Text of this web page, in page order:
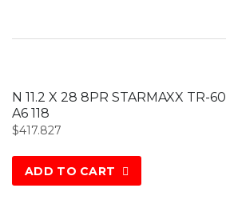
N 11.2 X 28 8PR STARMAXX TR-60
A6 118
$417.827
ADD TO CART